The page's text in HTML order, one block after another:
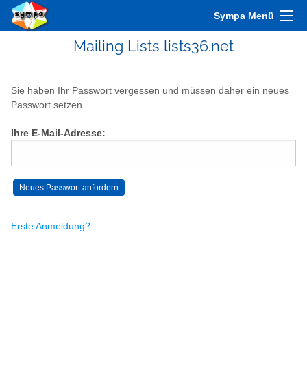
Sympa Menü
Mailing Lists lists36.net
Sie haben Ihr Passwort vergessen und müssen daher ein neues
Passwort setzen.
Ihre E-Mail-Adresse:
Erste Anmeldung?